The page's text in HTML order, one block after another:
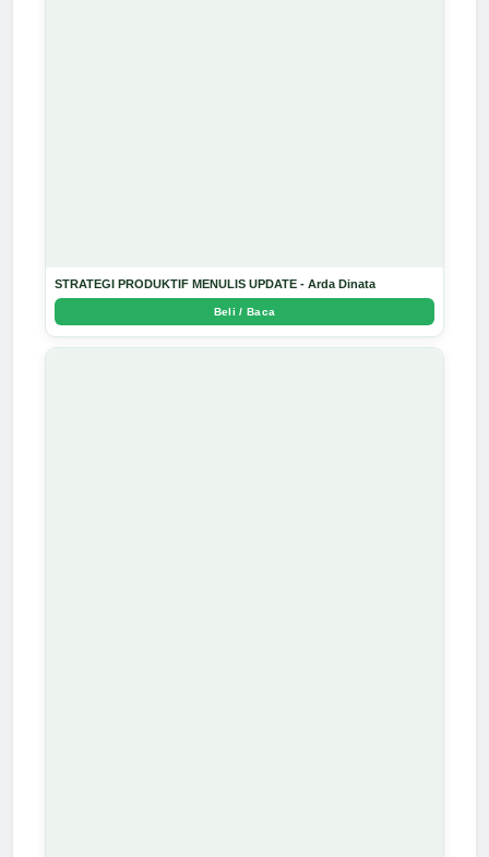
STRATEGI PRODUKTIF MENULIS UPDATE - Arda Dinata
Beli / Baca